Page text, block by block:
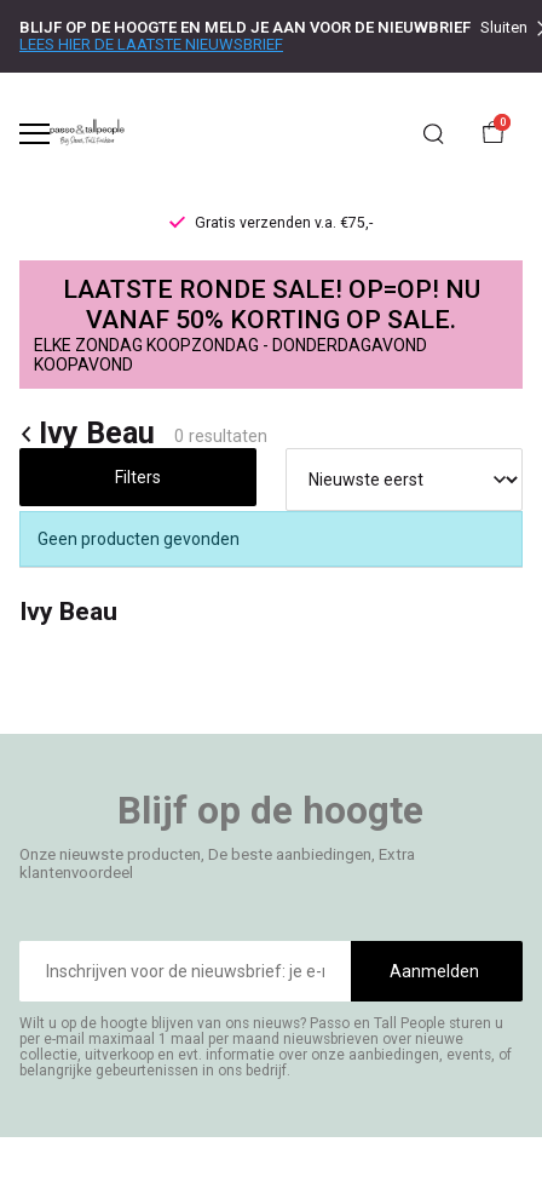
BLIJF OP DE HOOGTE EN MELD JE AAN VOOR DE NIEUWBRIEF
LEES HIER DE LAATSTE NIEUWSBRIEF
Sluiten
0
Gratis verzenden v.a. €75,-
Ivy
Beau
Passo
LAATSTE RONDE SALE! OP=OP! NU
VANAF 50% KORTING OP SALE.
ELKE ZONDAG KOOPZONDAG - DONDERDAGAVOND
KOOPAVOND
Ivy Beau 0 resultaten
Filters
Geen producten gevonden
Ivy Beau
Blijf op de hoogte
Onze nieuwste producten, De beste aanbiedingen, Extra
klantenvoordeel
mailadres
Aanmelden
Wilt u op de hoogte blijven van ons nieuws? Passo en Tall People sturen u
per e-mail maximaal 1 maal per maand nieuwsbrieven over nieuwe
collectie, uitverkoop en evt. informatie over onze aanbiedingen, events, of
belangrijke gebeurtenissen in ons bedrijf.